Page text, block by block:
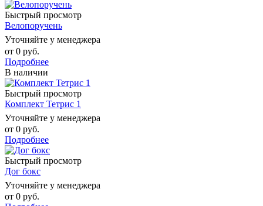
Быстрый просмотр
Велопоручень
Уточняйте у менеджера
от 0 руб.
Подробнее
В наличии
Быстрый просмотр
Комплект Тетрис 1
Уточняйте у менеджера
от 0 руб.
Подробнее
Быстрый просмотр
Дог бокс
Уточняйте у менеджера
от 0 руб.